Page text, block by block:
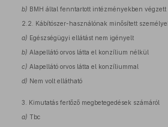
b) BMH által fenntartott intézményekben végzett
2.2. Kábítószer-használónak minősített
a) Egészségügyi ellátást nem igényelt
b) Alapellátó orvos látta el konzílium nélkül
c) Alapellátó orvos látta el konzíliummal
d) Nem volt ellátható
3. Kimutatás fertőző megbetegedések számáról
a) Tbc